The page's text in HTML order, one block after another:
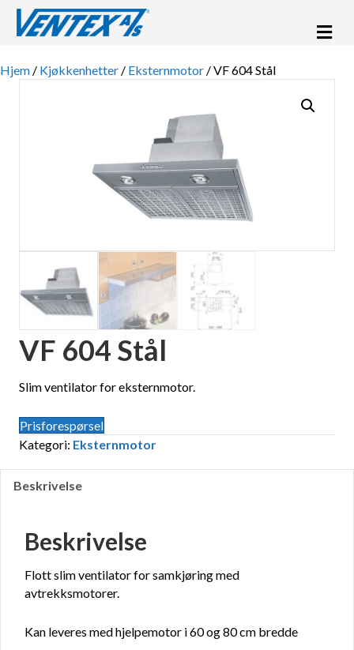
Hjem / Kjøkkenhetter / Eksternmotor / VF 604 Stål
VF 604 Stål
Slim ventilator for eksternmotor.
Prisforespørsel
Kategori: Eksternmotor
Beskrivelse
Beskrivelse
Flott slim ventilator for samkjøring med
avtrekksmotorer.
Kan leveres med hjelpemotor i 60 og 80 cm bredde